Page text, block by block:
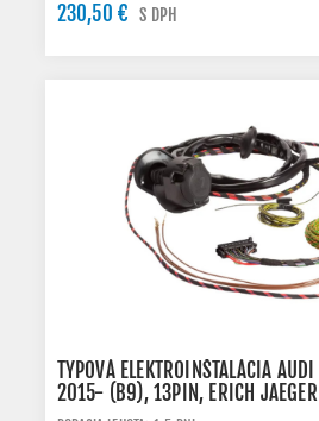
230,50 € S DPH
TYPOVÁ ELEKTROINŠTALÁCIA
2015- (B9), 13PIN, ERICH JAEGER